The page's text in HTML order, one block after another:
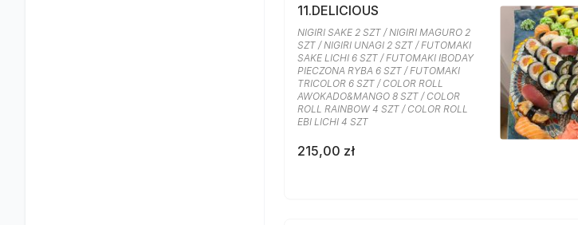
11.DELICIOUS
NIGIRI SAKE 2 SZT / NIGIRI MAGURO 2
SZT / NIGIRI UNAGI 2 SZT / FUTOMAKI
SAKE LICHI 6 SZT / FUTOMAKI IBODAY
PIECZONA RYBA 6 SZT / FUTOMAKI
TRICOLOR 6 SZT / COLOR ROLL
AWOKADO&MANGO 8 SZT / COLOR
ROLL RAINBOW 4 SZT / COLOR ROLL
EBI LICHI 4 SZT
215,00 zł